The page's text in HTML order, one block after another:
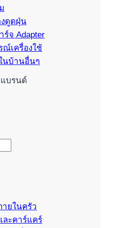
งดูดฝุ่น
ร์จ Adapter
ณ์เครื่องใช้
นบ้านอื่นๆ
บรนด์
ยในครัว
ะคาร์แคร์